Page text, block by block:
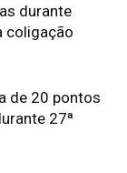
durante
coligação
de 20 pontos
27ª